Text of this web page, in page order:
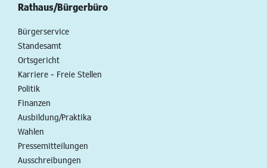
Rathaus/Bürgerbüro
Bürgerservice
Standesamt
Ortsgericht
Karriere - Freie Stellen
Politik
Finanzen
Ausbildung/Praktika
Wahlen
Pressemitteilungen
Ausschreibungen